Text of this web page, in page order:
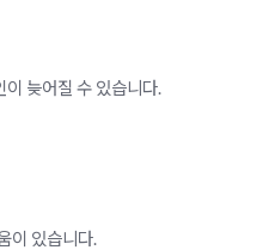
늦어질 수 있습니다.
이 있습니다.